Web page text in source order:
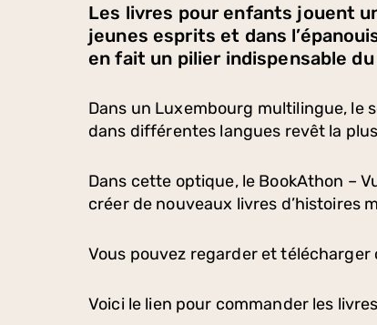
Les livres pour enfants jouent
jeunes esprits et dans
en fait un pilier indispensable
Dans un Luxembourg multilingue, le
dans différentes langues revêt la
Dans cette optique, le BookAthon –
créer de nouveaux livres d’histoires
Vous pouvez regarder et
Voici le lien pour commander les